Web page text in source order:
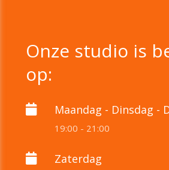
Onze studio is
op:
Maandag - Dinsdag -
19:00 - 21:00
Zaterdag